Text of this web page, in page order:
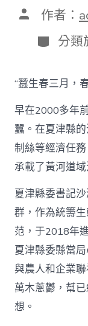
文 作者：
分
類
分類
“蠶生春三月，
早在2000多年
蠶。在夏津縣
制絲等經濟任
承載了黃河道
夏津縣委書記
群，作為統籌
范，于2018年
夏津縣委縣當
與農人和企業
萬木蔥鬱，幫
想。